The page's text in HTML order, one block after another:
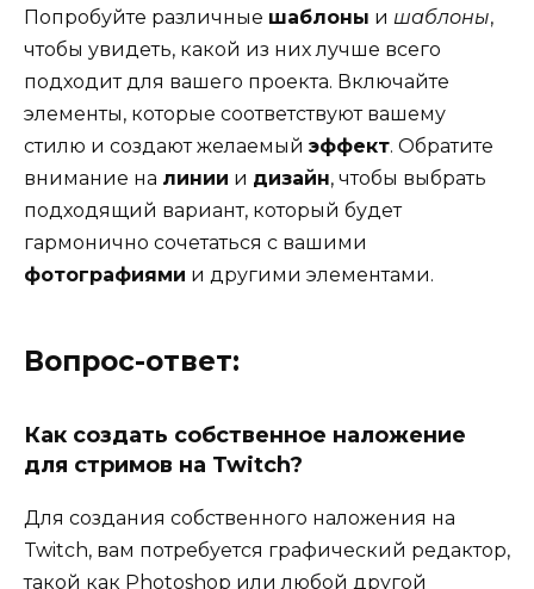
Попробуйте различные шаблоны и шаблоны,
чтобы увидеть, какой из них лучше всего
подходит для вашего проекта. Включайте
элементы, которые соответствуют вашему
стилю и создают желаемый эффект. Обратите
внимание на линии и дизайн, чтобы выбрать
подходящий вариант, который будет
гармонично сочетаться с вашими
фотографиями и другими элементами.
Вопрос-ответ:
Как создать собственное наложение
для стримов на Twitch?
Для создания собственного наложения на
Twitch, вам потребуется графический редактор,
такой как Photoshop или любой другой